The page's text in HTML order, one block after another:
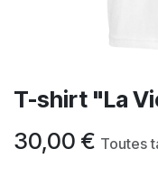
T-shirt "La
30,00 € Toutes